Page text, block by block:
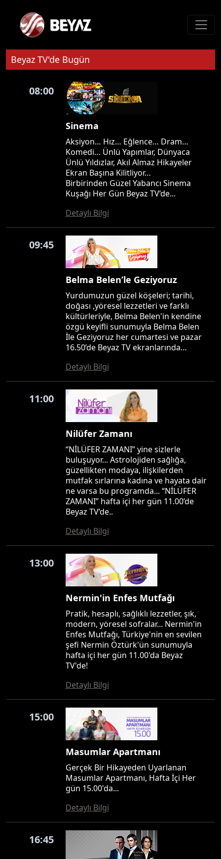
Beyaz TV'de Bugün
08:00
Sinema
Aksiyon… Hız… Eğlence… Dram…
Komedi… Ünlü Yapımlar, Dünyaca
Ünlü Yıldızlar, Akıl Almaz Hikayeler
Ekran Başına Kilitliyor…
Birbirinden Güzel Yabancı Sinema
Kuşağı Her Gün Beyaz TV’de...
Detaylı Bilgi
09:45
Belma Belen’le Geziyoruz
Yurdumuzun güzel köşeleri; tarihi,
doğası ,yöresel lezzetleri ve farklı
kültürleriyle, Belma Belen'in kendine
özgü keyifli sunumuyla Belma Belen
İle Geziyoruz her cumartesi ve pazar
16.50’de Beyaz TV ekranlarında…
Detaylı Bilgi
11:00
Nilüfer Zamanı
“NİLÜFER ZAMANI” yine sizlerle
buluşuyor... Astrolojiden sağlığa,
güzellikten modaya, ilişkilerden
mutfak sırlarına kadına ve hayata dair
ne varsa bu programda... “NİLÜFER
ZAMANI” hafta içi her gün 11.00’de
Beyaz TV’de..
Detaylı Bilgi
13:00
Nermin'in Enfes Mutfağı
Pratik, hesaplı, sağlıklı lezzetler, şık,
modern, yöresel sofralar... Nermin'in
Enfes Mutfağı, Türkiye'nin en sevilen
şefi Nermin Öztürk'ün sunumuyla
hafta içi her gün 11.00'da Beyaz
TV'de!
Detaylı Bilgi
15:00
Masumlar Apartmanı
Gerçek Bir Hikayeden Uyarlanan
Masumlar Apartmanı, Hafta İçi Her
gün 15.00'da...
Detaylı Bilgi
16:45